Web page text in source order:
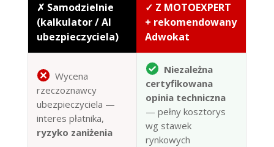
✗ Samodzielnie
(kalkulator / AI
ubezpieczyciela)
✓ Z MOTOEXPERT
+ rekomendowany
Adwokat
Wycena
rzeczoznawcy
ubezpieczyciela —
interes płatnika,
ryzyko zaniżenia
Niezależna
certyfikowana
opinia techniczna
— pełny kosztorys
wg stawek
rynkowych